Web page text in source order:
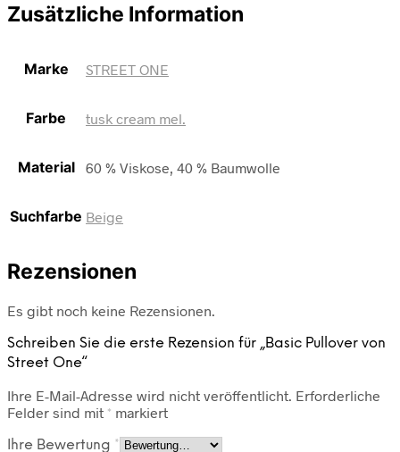
Zusätzliche Information
Marke STREET ONE
Farbe tusk cream mel.
Material 60 % Viskose, 40 % Baumwolle
Suchfarbe Beige
Rezensionen
Es gibt noch keine Rezensionen.
Schreiben Sie die erste Rezension für „Basic Pullover von
Street One“
Ihre E-Mail-Adresse wird nicht veröffentlicht. Erforderliche
Felder sind mit * markiert
Ihre Bewertung *